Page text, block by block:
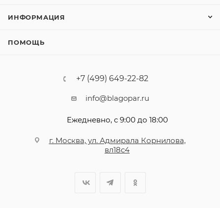
ИНФОРМАЦИЯ
ПОМОЩЬ
+7 (499) 649-22-82
info@blagopar.ru
Ежедневно, с 9:00 до 18:00
г. Москва, ул. Адмирала Корнилова,
вл18с4